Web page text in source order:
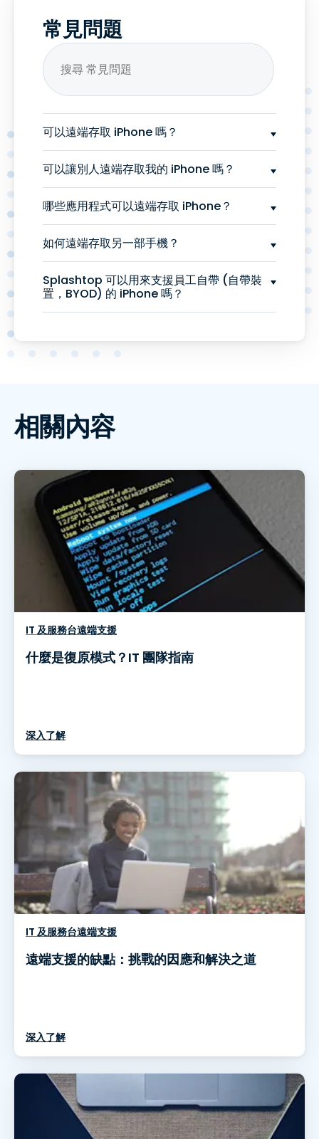
常見問題
可以遠端存取 iPhone 嗎？
可以讓別人遠端存取我的 iPhone 嗎？
哪些應用程式可以遠端存取 iPhone？
如何遠端存取另一部手機？
Splashtop 可以用來支援員工自帶 (自帶裝
置，BYOD) 的 iPhone 嗎？
相關內容
IT 及服務台遠端支援
什麼是復原模式？IT 團隊指南
深入了解
IT 及服務台遠端支援
遠端支援的缺點：挑戰的因應和解決之道
深入了解